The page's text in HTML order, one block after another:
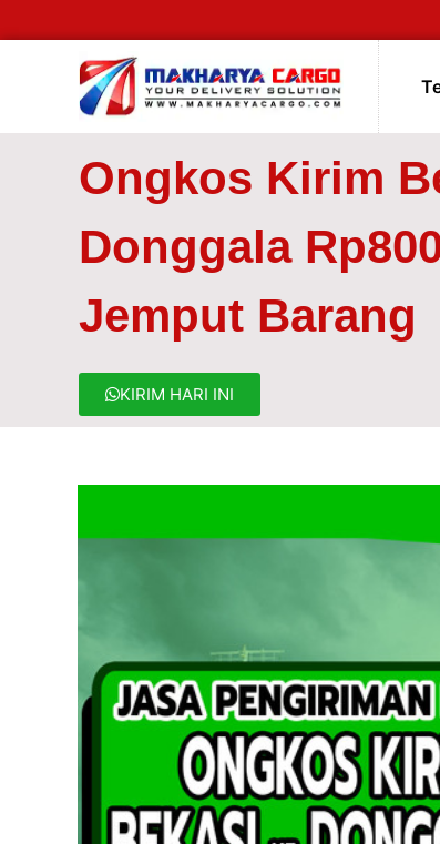
Ongkos Kirim
Donggala
Jemput Barang
KIRIM HARI INI